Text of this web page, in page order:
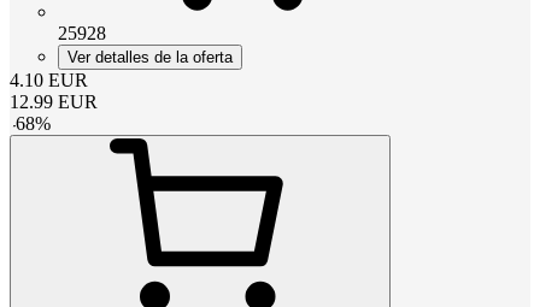
25928
Ver detalles de la oferta
4.10 EUR
12.99 EUR
-68%